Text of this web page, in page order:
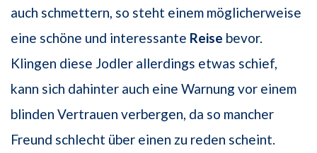
auch schmettern, so steht einem möglicherweise
eine schöne und interessante Reise bevor.
Klingen diese Jodler allerdings etwas schief,
kann sich dahinter auch eine Warnung vor einem
blinden Vertrauen verbergen, da so mancher
Freund schlecht über einen zu reden scheint.